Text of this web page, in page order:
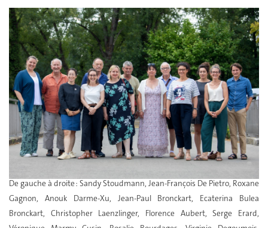
De gauche à droite : Sandy Stoudmann, Jean-François De Pietro, Roxane
Gagnon, Anouk Darme-Xu, Jean-Paul Bronckart, Ecaterina Bulea
Bronckart, Christopher Laenzlinger, Florence Aubert, Serge Erard,